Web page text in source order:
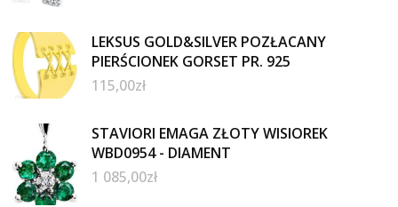
LEKSUS GOLD&SILVER POZŁACANY
PIERŚCIONEK GORSET PR. 925
115,00zł
STAVIORI EMAGA ZŁOTY WISIOREK
WBD0954 - DIAMENT
1 085,00zł